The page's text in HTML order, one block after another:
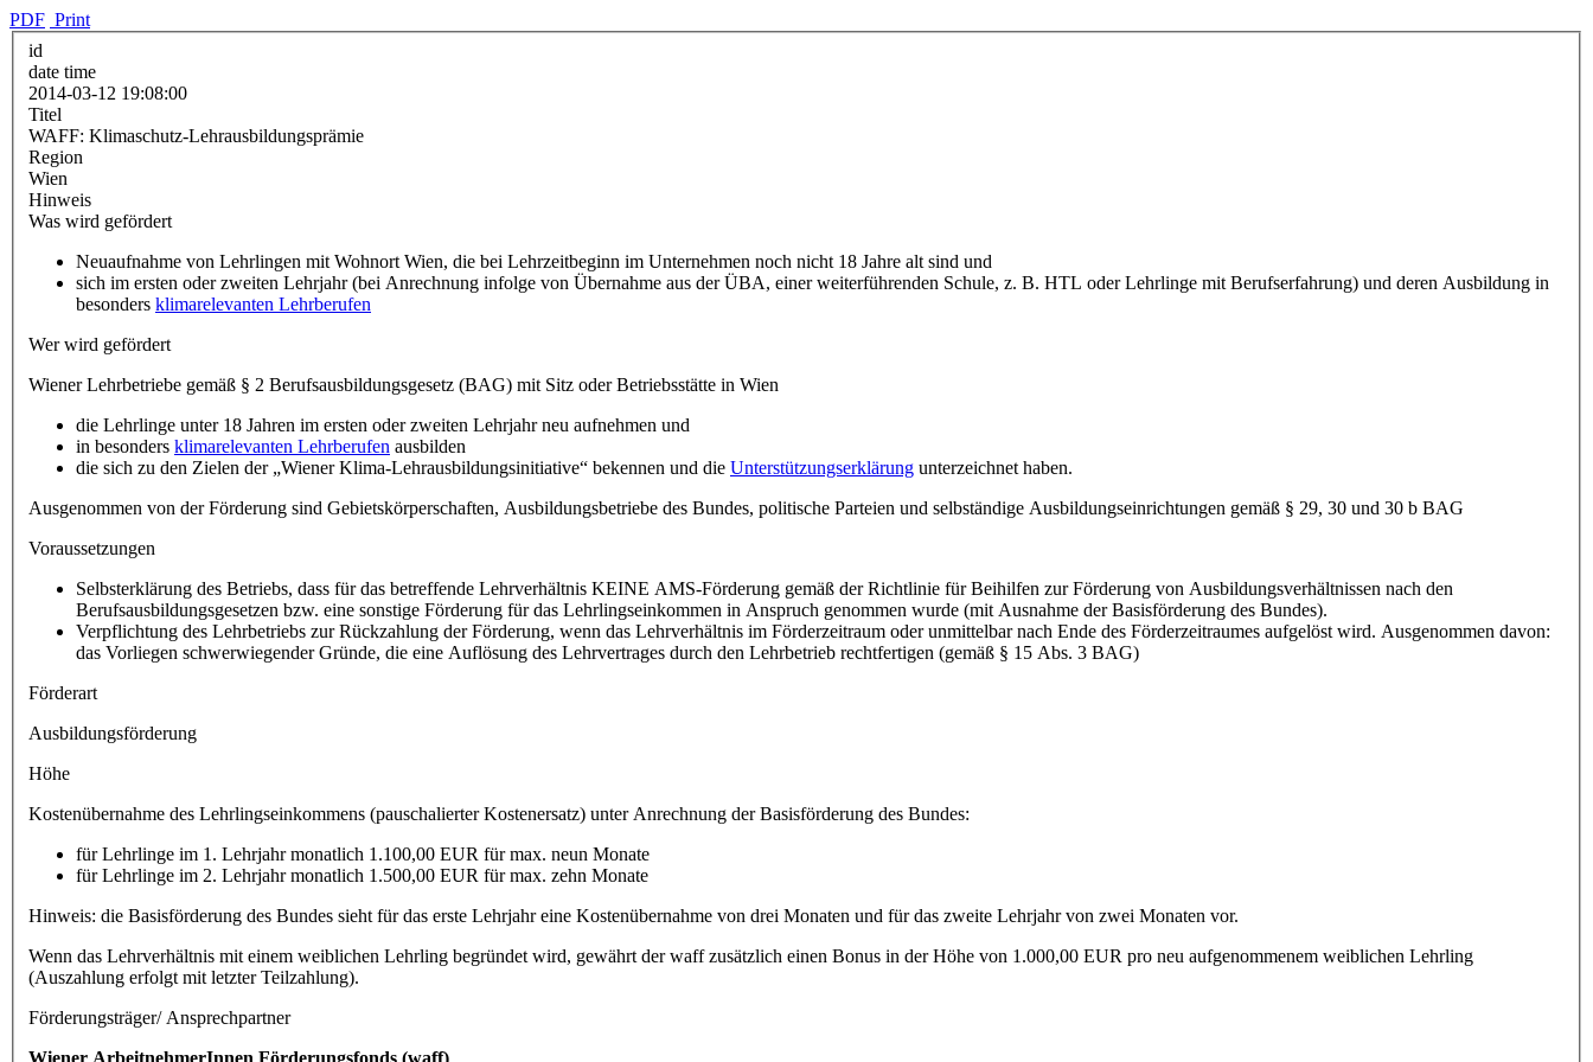
PDF Print
id
date time
2014-03-12 19:08:00
Titel
WAFF: Klimaschutz-Lehrausbildungsprämie
Region
Wien
Hinweis
Was wird gefördert
Neuaufnahme von Lehrlingen mit Wohnort Wien, die bei Lehrzeitbeginn im Unternehmen noch nicht 18 Jahre alt sind und
sich im ersten oder zweiten Lehrjahr (bei Anrechnung infolge von Übernahme aus der ÜBA, einer weiterführenden Schule, z. B. HTL oder Lehrlinge mit Berufserfahrung) und deren Ausbildung in
besonders klimarelevanten Lehrberufen
Wer wird gefördert
Wiener Lehrbetriebe gemäß § 2 Berufsausbildungsgesetz (BAG) mit Sitz oder Betriebsstätte in Wien
die Lehrlinge unter 18 Jahren im ersten oder zweiten Lehrjahr neu aufnehmen und
in besonders klimarelevanten Lehrberufen ausbilden
die sich zu den Zielen der „Wiener Klima-Lehrausbildungsinitiative“ bekennen und die Unterstützungserklärung unterzeichnet haben.
Ausgenommen von der Förderung sind Gebietskörperschaften, Ausbildungsbetriebe des Bundes, politische Parteien und selbständige Ausbildungseinrichtungen gemäß § 29, 30 und 30 b BAG
Voraussetzungen
Selbsterklärung des Betriebs, dass für das betreffende Lehrverhältnis KEINE AMS-Förderung gemäß der Richtlinie für Beihilfen zur Förderung von Ausbildungsverhältnissen nach den
Berufsausbildungsgesetzen bzw. eine sonstige Förderung für das Lehrlingseinkommen in Anspruch genommen wurde (mit Ausnahme der Basisförderung des Bundes).
Verpflichtung des Lehrbetriebs zur Rückzahlung der Förderung, wenn das Lehrverhältnis im Förderzeitraum oder unmittelbar nach Ende des Förderzeitraumes aufgelöst wird. Ausgenommen davon:
das Vorliegen schwerwiegender Gründe, die eine Auflösung des Lehrvertrages durch den Lehrbetrieb rechtfertigen (gemäß § 15 Abs. 3 BAG)
Förderart
Ausbildungsförderung
Höhe
Kostenübernahme des Lehrlingseinkommens (pauschalierter Kostenersatz) unter Anrechnung der Basisförderung des Bundes:
für Lehrlinge im 1. Lehrjahr monatlich 1.100,00 EUR für max. neun Monate
für Lehrlinge im 2. Lehrjahr monatlich 1.500,00 EUR für max. zehn Monate
Hinweis: die Basisförderung des Bundes sieht für das erste Lehrjahr eine Kostenübernahme von drei Monaten und für das zweite Lehrjahr von zwei Monaten vor.
Wenn das Lehrverhältnis mit einem weiblichen Lehrling begründet wird, gewährt der waff zusätzlich einen Bonus in der Höhe von 1.000,00 EUR pro neu aufgenommenem weiblichen Lehrling
(Auszahlung erfolgt mit letzter Teilzahlung).
Förderungsträger/ Ansprechpartner
Wiener ArbeitnehmerInnen Förderungsfonds (waff)